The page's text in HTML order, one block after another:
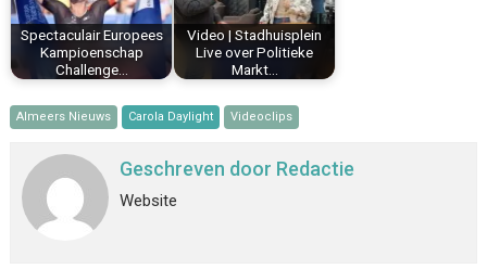
Spectaculair Europees
Kampioenschap
Challenge…
Video | Stadhuisplein
Live over Politieke
Markt…
Almeers Nieuws Carola Daylight Videoclips
Geschreven door Redactie
Website